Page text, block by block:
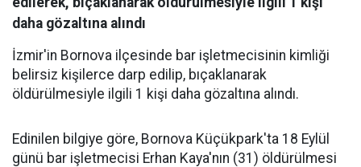
daha gözaltına alındı
İzmir'in Bornova ilçesinde bar işletmecisinin kimliği
belirsiz kişilerce darp edilip, bıçaklanarak
öldürülmesiyle ilgili 1 kişi daha gözaltına alındı.
Edinilen bilgiye göre, Bornova Küçükpark'ta 18 Eylül
günü bar işletmecisi Erhan Kaya'nın (31) öldürülmesi